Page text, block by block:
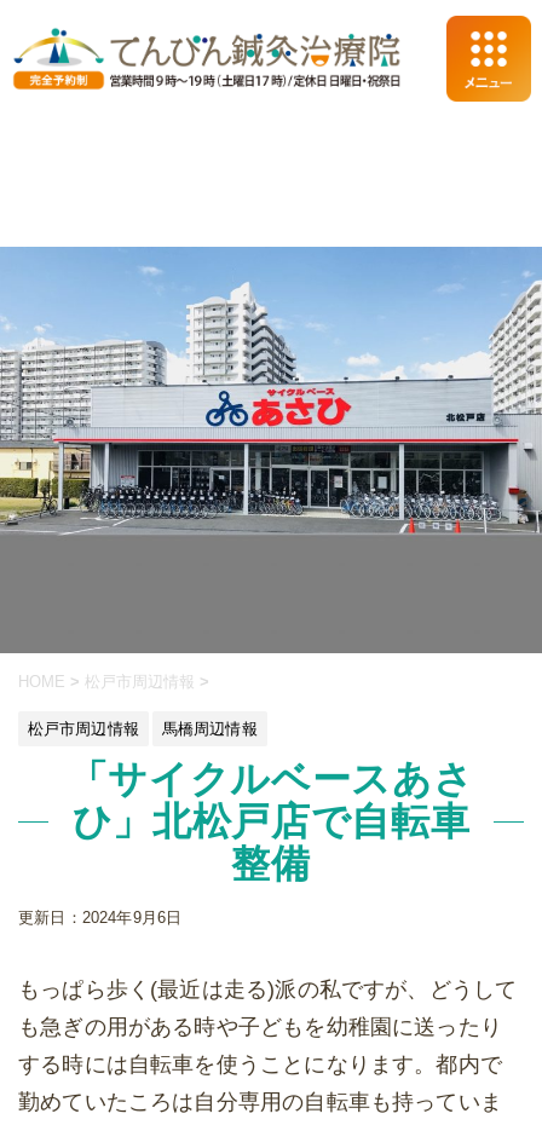
HOME > 松戸市周辺情報 >
松戸市周辺情報 馬橋周辺情報
「サイクルベースあさ
ひ」北松戸店で自転車
整備
更新日： 2024年9月6日
もっぱら歩く(最近は走る)派の私ですが、どうして
も急ぎの用がある時や子どもを幼稚園に送ったり
する時には自転車を使うことになります。都内で
勤めていたころは自分専用の自転車も持っていま